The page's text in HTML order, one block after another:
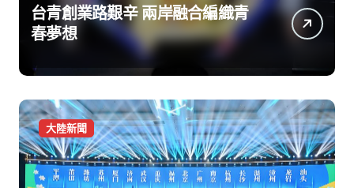
台青創業路艱辛 兩岸融合編織青
春夢想
大陸新聞